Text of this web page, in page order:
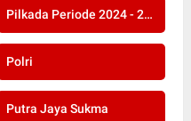
Pilkada Periode 2024 - 2029
Polri
Putra Jaya Sukma